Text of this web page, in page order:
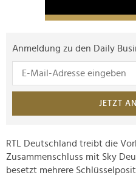
Anmeldung zu den Daily
JETZT
RTL Deutschland treibt die
Zusammenschluss mit Sky
besetzt mehrere